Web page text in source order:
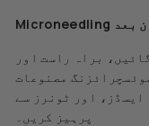
براہ راست اور
مصنوعات
اور ٹونرز سے
پرہیز کریں۔